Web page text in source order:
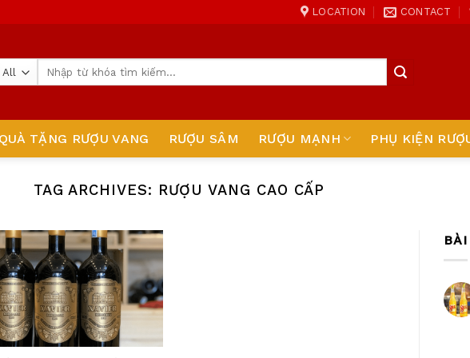
LOCATION CONTACT
QUÀ TẶNG RƯỢU VANG RƯỢU SÂM RƯỢU MẠNH PHỤ KIỆN
TAG ARCHIVES: RƯỢU VANG CAO CẤP